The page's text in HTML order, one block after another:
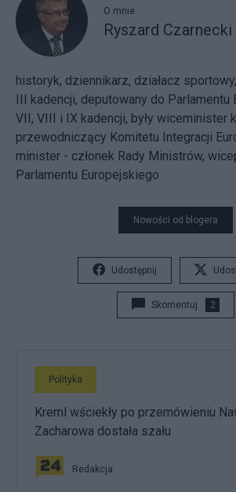
O mnie
Ryszard Czarnecki
historyk, dziennikarz, działacz
III kadencji, deputowany do Parlamentu
VII, VIII i IX kadencji, były wiceminister
przewodniczący Komitetu Integracji
minister - członek Rady Ministrów,
Parlamentu Europejskiego
Nowości od blogera
Udostępnij
Skomentuj 2
Polityka
Kreml wściekły po przemówieniu
Zacharowa dostała szału
Redakcja